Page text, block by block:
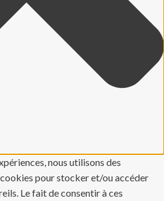
nous utilisons des
pour stocker et/ou accéder
Le fait de consentir à ces